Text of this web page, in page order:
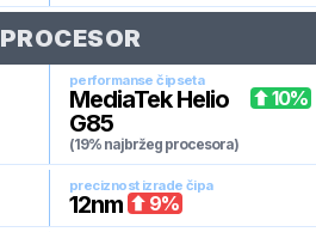
PROCESOR
performanse čipseta
MediaTek Helio
G85
(19% najbržeg procesora)
10%
preciznost izrade čipa
12nm 9%